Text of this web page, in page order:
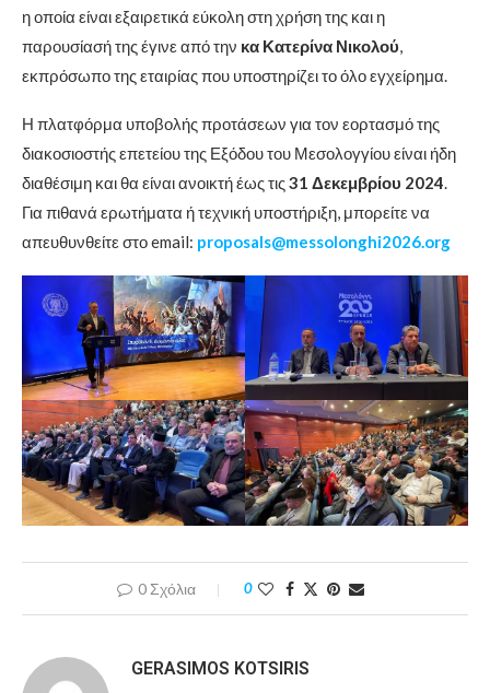
η οποία είναι εξαιρετικά εύκολη στη χρήση της και η
παρουσίασή της έγινε από την κα Κατερίνα Νικολού,
εκπρόσωπο της εταιρίας που υποστηρίζει το όλο εγχείρημα.
Η πλατφόρμα υποβολής προτάσεων για τον εορτασμό της
διακοσιοστής επετείου της Εξόδου του Μεσολογγίου είναι ήδη
διαθέσιμη και θα είναι ανοικτή έως τις31 Δεκεμβρίου 2024.
Για πιθανά ερωτήματα ή τεχνική υποστήριξη, μπορείτε να
απευθυνθείτε στο email: proposals@messolonghi2026.org
0 Σχόλια 0
GERASIMOS KOTSIRIS